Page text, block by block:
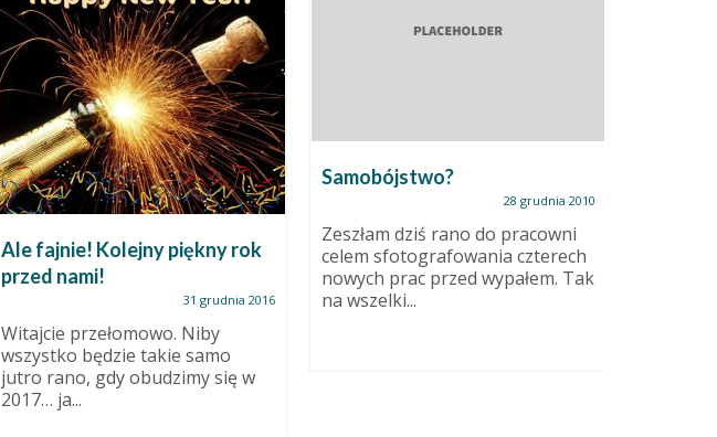
Ale fajnie! Kolejny piękny rok
przed nami!
31 grudnia 2016
Witajcie przełomowo. Niby
wszystko będzie takie samo
jutro rano, gdy obudzimy się w
2017… ja...
Samobójstwo?
28 grudnia 2010
Zeszłam dziś rano do pracowni
celem sfotografowania czterech
nowych prac przed wypałem. Tak
na wszelki...